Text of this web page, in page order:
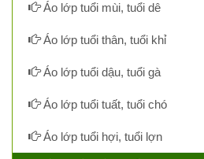
Áo lớp tuổi mùi, tuổi dê
Áo lớp tuổi thân, tuổi khỉ
Áo lớp tuổi dậu, tuổi gà
Áo lớp tuổi tuất, tuổi chó
Áo lớp tuổi hợi, tuổi lợn